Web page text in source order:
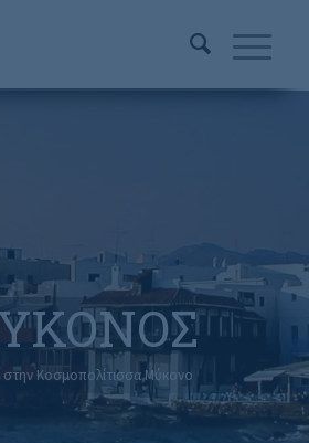
Κοσμοπολίτισσα Μύκονο